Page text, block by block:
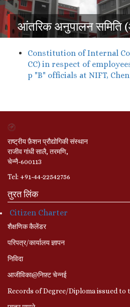
आंतरिक अनुपालन समिति
Constitution of Internal
CC) in respect of
p "B" officials at NIFT,
राष्ट्रीय फ़ैशन प्रौद्योगिकी संस्थान
राजीव गांधी सालै, तरमणि,
चेन्नै-600113
Tel: +91-44-22542756
तुरत लिंक
Citizen Charter
शैक्षणिक कैलेंडर
परिपत्र/कार्यालय ज्ञापन
निविदा
आजीविका@निफ़्ट चेन्नई
Records of Degree/Diploma issued to